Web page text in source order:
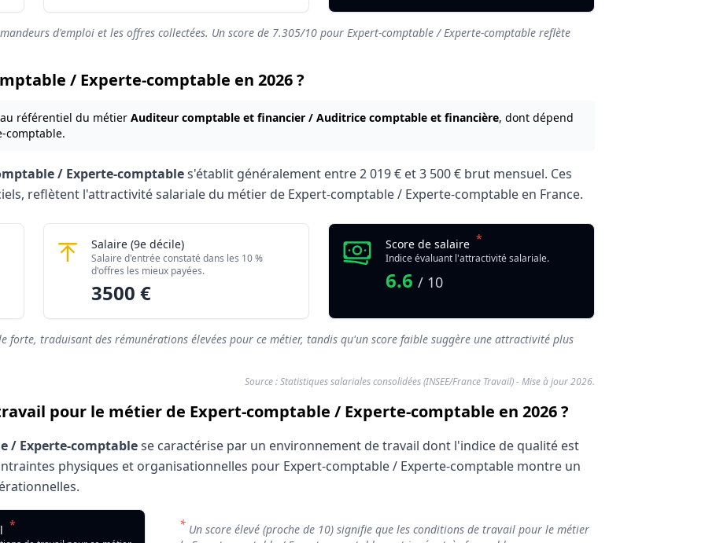
d'emploi et les offres collectées. Un score de 7.305/10 pour Expert-comptable / Experte-comptable reflète
/ Experte-comptable en 2026 ?
référentiel du métier Auditeur comptable et financier / Auditrice comptable et financière, dont dépend
comptable.
/ Experte-comptables'établit généralement entre2 019 € et3 500 € brut mensuel. Ces
reflètent l'attractivité salariale du métier de Expert-comptable / Experte-comptable en France.
comptable 2026
Montant mensuel brut
SalaireExpert-comptable / Experte-comptable
(9e décile)
Salaire d'entrée constaté dans les 10 %
d'offres les mieux payées.
3500 €
Score de salaire *
Indice évaluant l'attractivité salariale.
6.6/ 10
forte, traduisant des rémunérations élevées pour ce métier, tandis qu'un score faible suggère une attractivité plus
Source : Statistiques salariales consolidées (INSEE/France Travail) - Mise à jour 2026.
pour le métier de Expert-comptable / Experte-comptable en 2026 ?
/ Experte-comptablese caractérise par un environnement de travail dont l'indice de qualité est
physiques et organisationnelles pour Expert-comptable / Experte-comptable montre un
: Expert-comptable / Experte-comptable
Note de confort
* Expert-comptable / Experte-comptable
* Un score élevé (proche de 10) signifie que les conditions de travail pour le métier